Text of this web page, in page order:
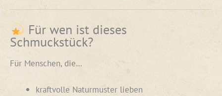
Für wen ist dieses
Schmuckstück?
Für Menschen, die…
kraftvolle Naturmuster lieben